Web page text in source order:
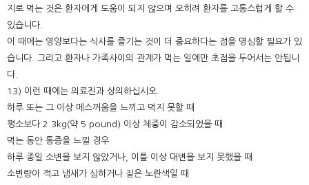
지로 먹는 것은 환자에게 도움이 되지 않으며 오히려 환자를 고통스럽게 할 수
있습니다.
이 때에는 영양보다는 식사를 즐기는 것이 더 중요하다는 점을 명심할 필요가 있
습니다. 그리고 환자나 가족사이의 관계가 먹는 일에만 초점을 두어서는 안됩니
다.
13) 이런 때에는 의료진과 상의하십시오.
하루 또는 그 이상 메스꺼움을 느끼고 먹지 못할 때
평소보다 2.3kg(약 5 pound) 이상 체중이 감소되었을 때
먹는 동안 통증을 느낄 경우
하루 종일 소변을 보지 않았거나, 이틀 이상 대변을 보지 못했을 때
소변량이 적고 냄새가 심하거나 짙은 노란색일 때